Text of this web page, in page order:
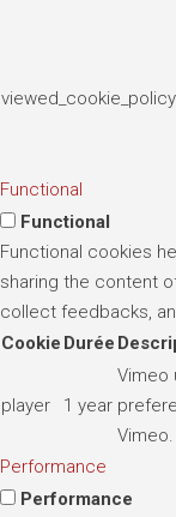
viewed_cookie_policy
Functional
Functional
Functional cookies
sharing the content
collect feedbacks,
Cookie Durée
player 1 year
Vimeo
Vimeo.
Performance
Performance